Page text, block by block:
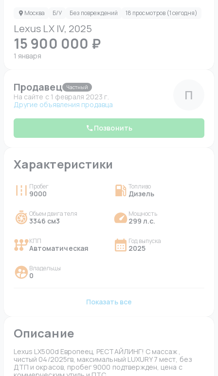
Lexus LX IV, 2025
15 900 000 ₽
1 января
Москва Б/У Без повреждений 18 просмотров (1 сегодня)
Продавец Частный
На сайте c 1 февраля 2023 г.
Другие объявления продавца
П
Позвонить
Характеристики
Пробег
9000
Топливо
Дизель
Объем двигателя
3346 см3
Мощность
299 л.с.
КПП
Автоматическая
Год выпуска
2025
Владельцы
0
Показать все
Описание
Lexus LX500d Европеец, РЕСТАЙЛИНГ! С массаж ,
чистый 04/2025гв, максимальный LUXURY 7 мест, без
ДТП и окрасов, пробег 9000 подтвержден, цена с